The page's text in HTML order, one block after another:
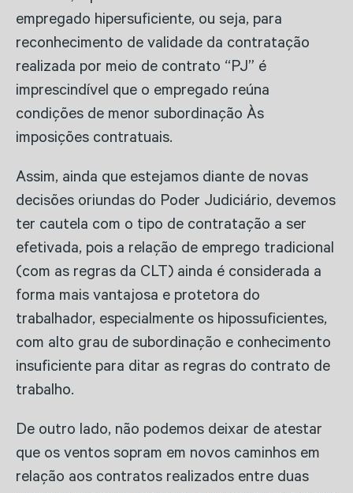
empregado hipersuficiente, ou seja, para
reconhecimento de validade da contratação
realizada por meio de contrato “PJ” é
imprescindível que o empregado reúna
condições de menor subordinação Às
imposições contratuais.
Assim, ainda que estejamos diante de novas
decisões oriundas do Poder Judiciário, devemos
ter cautela com o tipo de contratação a ser
efetivada, pois a relação de emprego tradicional
(com as regras da CLT) ainda é considerada a
forma mais vantajosa e protetora do
trabalhador, especialmente os hipossuficientes,
com alto grau de subordinação e conhecimento
insuficiente para ditar as regras do contrato de
trabalho.
De outro lado, não podemos deixar de atestar
que os ventos sopram em novos caminhos em
relação aos contratos realizados entre duas